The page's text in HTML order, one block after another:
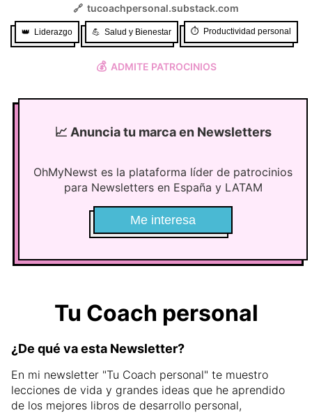
🔗 tucoachpersonal.substack.com
👑 Liderazgo 💪 Salud y Bienestar ⏱️ Productividad personal
💰 ADMITE PATROCINIOS
📈 Anuncia tu marca en Newsletters
OhMyNewst es la plataforma líder de patrocinios
para Newsletters en España y LATAM
Me interesa
Tu Coach personal
¿De qué va esta Newsletter?
En mi newsletter "Tu Coach personal" te muestro
lecciones de vida y grandes ideas que he aprendido
de los mejores libros de desarrollo personal,